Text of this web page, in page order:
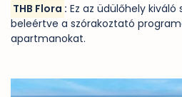
THB Flora : Ez az üdülőhely
beleértve a szórakoztató
apartmanokat.